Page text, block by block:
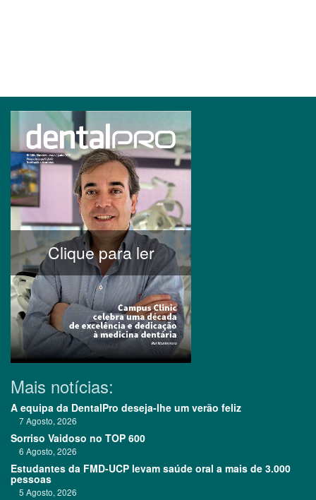
Clique para ler
Mais notícias:
A equipa da DentalPro deseja-lhe um verão feliz
7 Agosto, 2026
Sorriso Vaidoso no TOP 600
6 Agosto, 2026
Estudantes da FMD-UCP levam saúde oral a mais de 3.000
pessoas
5 Agosto, 2026